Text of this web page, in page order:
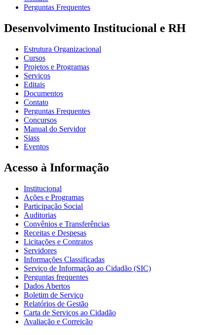
Perguntas Frequentes
Desenvolvimento Institucional e RH
Estrutura Organizacional
Cursos
Projetos e Programas
Serviços
Editais
Documentos
Contato
Perguntas Frequentes
Concursos
Manual do Servidor
Siass
Eventos
Acesso à Informação
Institucional
Ações e Programas
Participação Social
Auditorias
Convênios e Transferências
Receitas e Despesas
Licitações e Contratos
Servidores
Informações Classificadas
Serviço de Informação ao Cidadão (SIC)
Perguntas frequentes
Dados Abertos
Boletim de Serviço
Relatórios de Gestão
Carta de Serviços ao Cidadão
Avaliação e Correição